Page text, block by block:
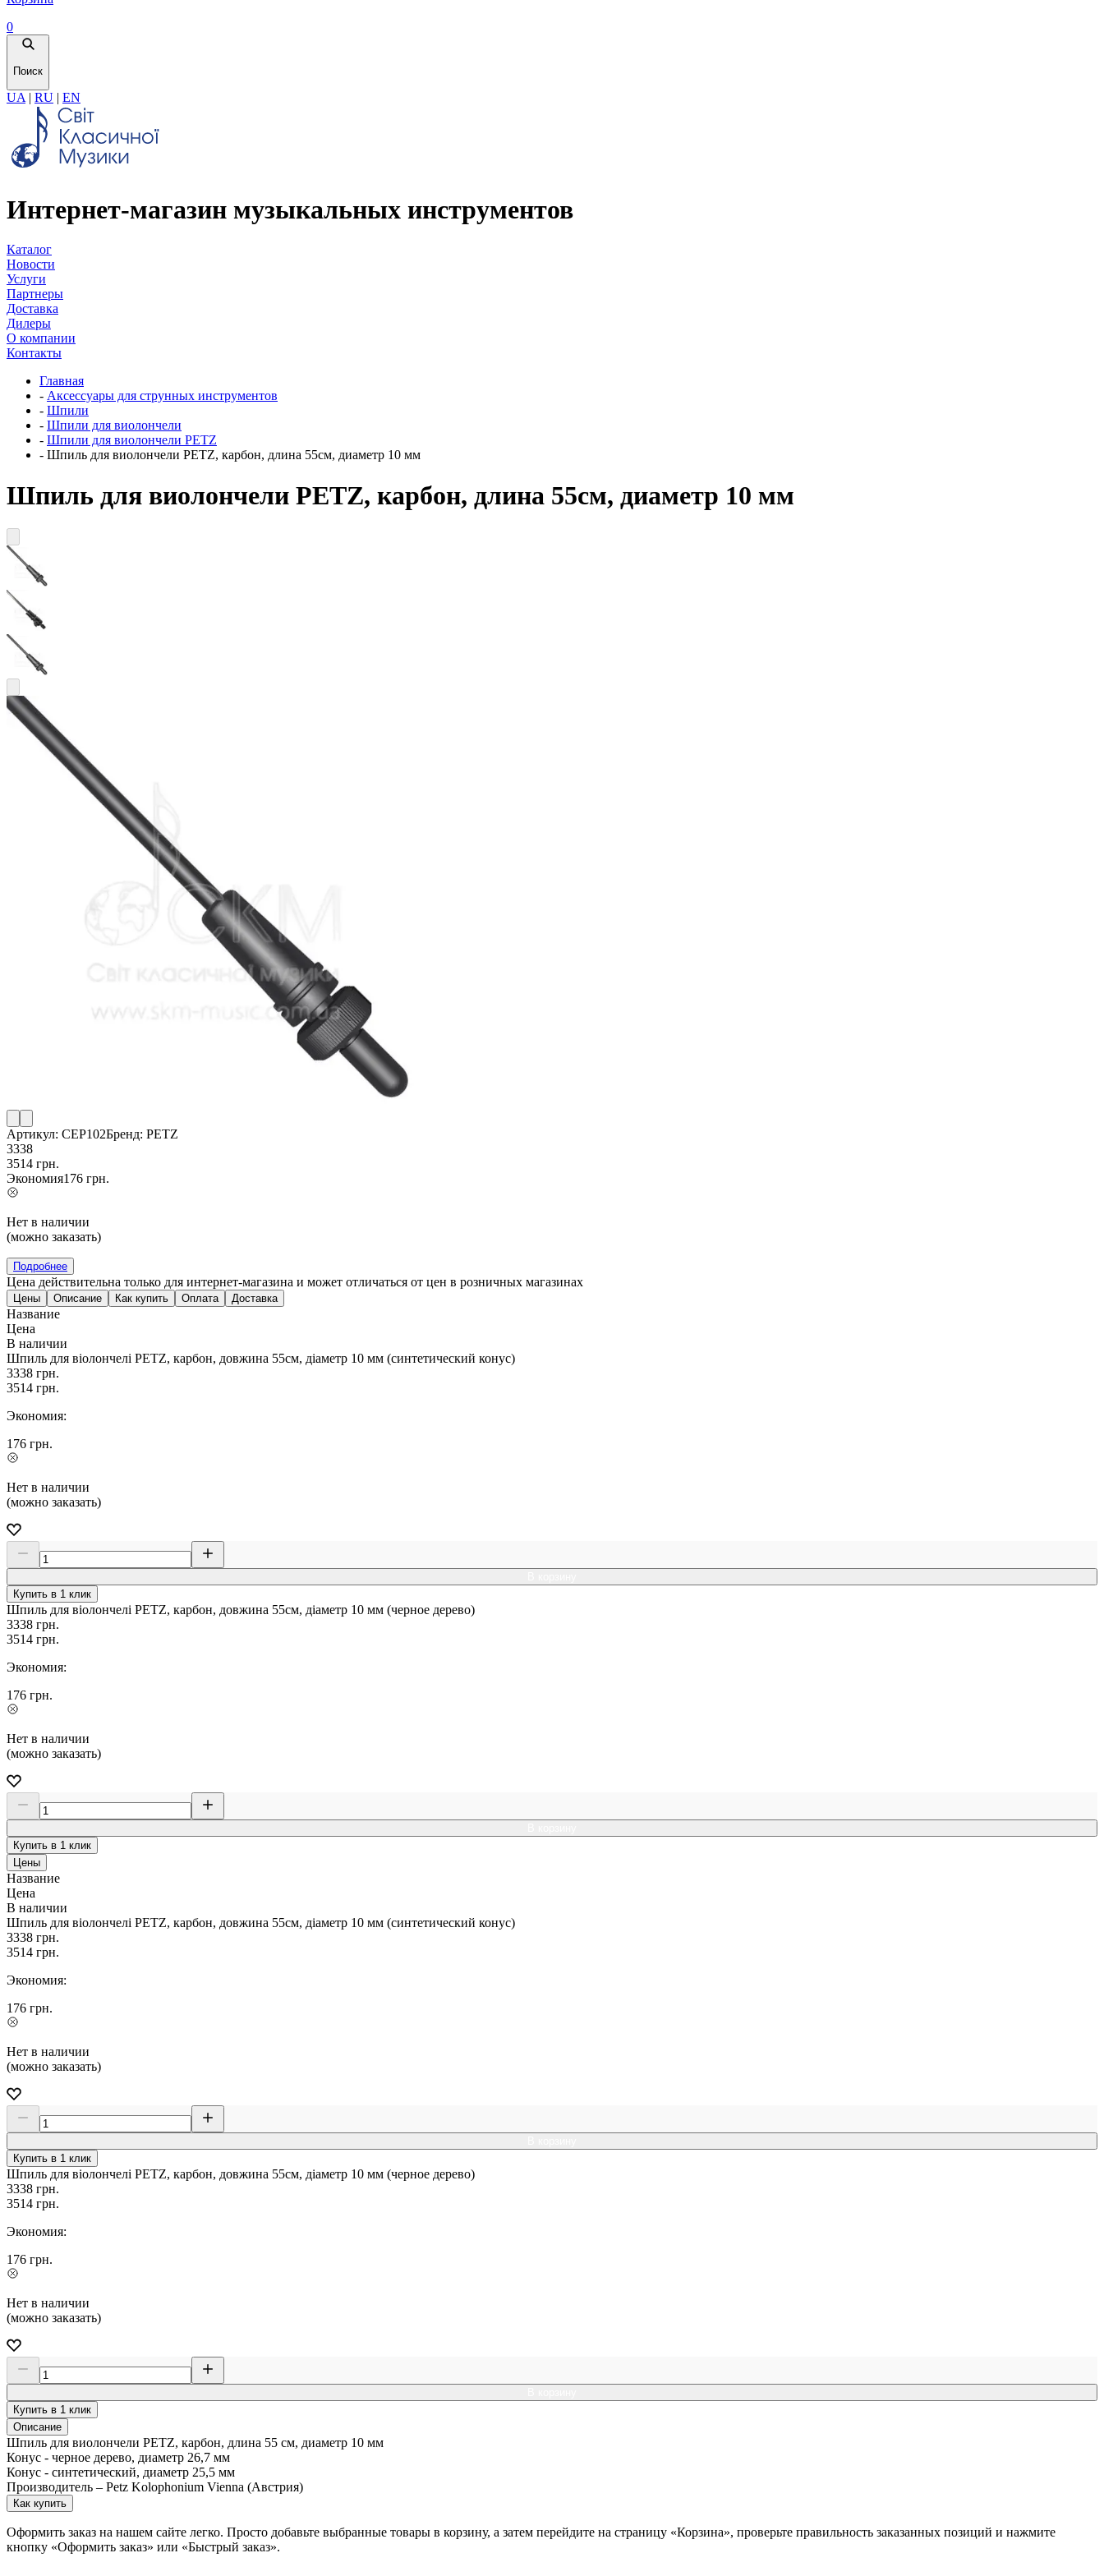
0
Поиск
UA | RU | EN
Интернет-магазин музыкальных инструментов
Каталог
Новости
Услуги
Партнеры
Доставка
Дилеры
О компании
Контакты
Главная
- Аксессуары для струнных инструментов
- Шпили
- Шпили для виолончели
- Шпили для виолончели PETZ
- Шпиль для виолончели PETZ, карбон, длина 55см, диаметр 10 мм
Шпиль для виолончели PETZ, карбон, длина 55см, диаметр 10 мм
Артикул: CEP102Бренд: PETZ
3338
3514 грн.
Экономия176 грн.
Нет в наличии
(можно заказать)
Подробнее
Цена действительна только для интернет-магазина и может отличаться от цен в розничных магазинах
Цены Описание Как купить Оплата Доставка
Название
Цена
В наличии
Шпиль для віолончелі PETZ, карбон, довжина 55см, діаметр 10 мм (синтетический конус)
3338 грн.
3514 грн.
Экономия:
176 грн.
Нет в наличии
(можно заказать)
Купить в 1 клик
Шпиль для віолончелі PETZ, карбон, довжина 55см, діаметр 10 мм (черное дерево)
3338 грн.
3514 грн.
Экономия:
176 грн.
Нет в наличии
(можно заказать)
Купить в 1 клик
Цены
Название
Цена
В наличии
Шпиль для віолончелі PETZ, карбон, довжина 55см, діаметр 10 мм (синтетический конус)
3338 грн.
3514 грн.
Экономия:
176 грн.
Нет в наличии
(можно заказать)
Купить в 1 клик
Шпиль для віолончелі PETZ, карбон, довжина 55см, діаметр 10 мм (черное дерево)
3338 грн.
3514 грн.
Экономия:
176 грн.
Нет в наличии
(можно заказать)
Купить в 1 клик
Описание
Шпиль для виолончели PETZ, карбон, длина 55 см, диаметр 10 мм
Конус - черное дерево, диаметр 26,7 мм
Конус - синтетический, диаметр 25,5 мм
Производитель – Petz Kolophonium Vienna (Австрия)
Как купить
Оформить заказ на нашем сайте легко. Просто добавьте выбранные товары в корзину, а затем перейдите на страницу «Корзина», проверьте правильность заказанных позиций и нажмите
кнопку «Оформить заказ» или «Быстрый заказ».